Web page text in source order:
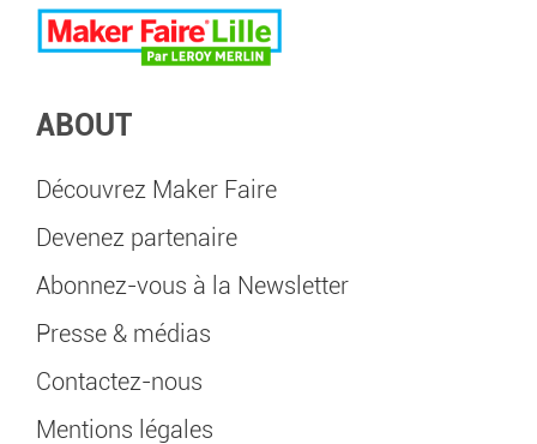
ABOUT
Découvrez Maker Faire
Devenez partenaire
Abonnez-vous à la Newsletter
Presse & médias
Contactez-nous
Mentions légales